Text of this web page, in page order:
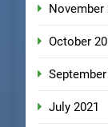
November
October
September
July 2021